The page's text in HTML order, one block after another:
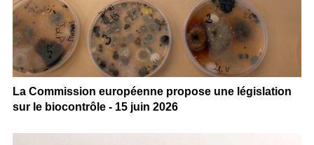
La Commission européenne propose une législation
sur le biocontrôle - 15 juin 2026